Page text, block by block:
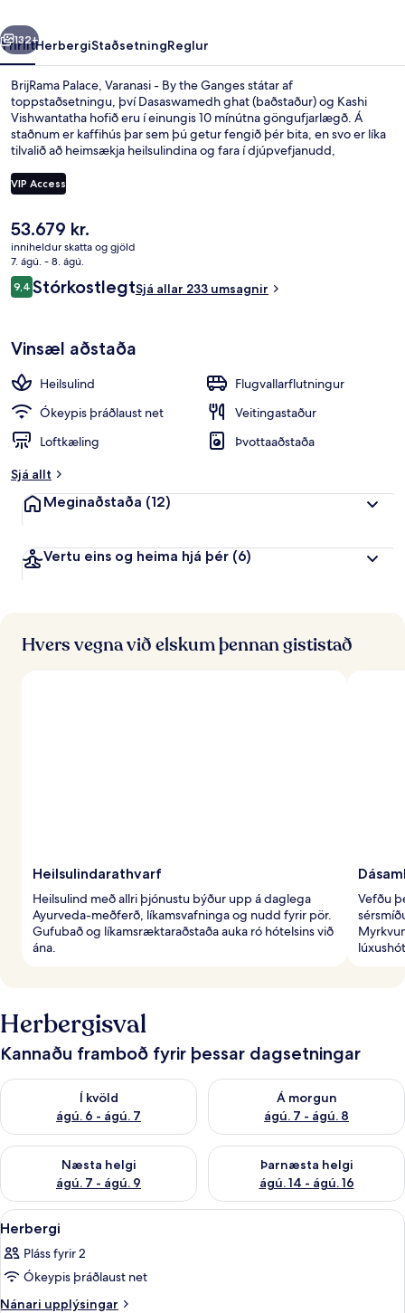
Ganges
Næsta
132+
YfirlitHerbergiStaðsetningReglur
BrijRama Palace, Varanasi - By the Ganges státar af
toppstaðsetningu, því Dasaswamedh ghat (baðstaður) og Kashi
Vishwantatha hofið eru í einungis 10 mínútna göngufjarlægð. Á
staðnum er kaffihús þar sem þú getur fengið þér bita, en svo er líka
tilvalið að heimsækja heilsulindina og fara í djúpvefjanudd,
hóteli fyrir vandláta eru eimbað og verönd. Aðrir gestir hafa sagt að
meðal helstu kosta gististaðarins sé hjálpsamt starfsfólk.
VIP Access
Núverandi
verð
er
53.679 kr.
53.679 kr.
inniheldur skatta og gjöld
7. ágú. - 8. ágú.
Umsagnir
9,49,4 af 10
StórkostlegtSjá allar 233 umsagnir
Vinsæl aðstaða
Heilsulind
Flugvallarflutningur
Ókeypis þráðlaust net
Veitingastaður
Loftkæling
Þvottaaðstaða
Sjá allt
Meginaðstaða (12)
Vertu eins og heima hjá þér (6)
Hvers vegna við elskum þennan gististað
Heilsulindarathvarf
Heilsulind með allri þjónustu býður upp á daglega
Ayurveda-meðferð, líkamsvafninga og nudd fyrir pör.
Gufubað og líkamsræktaraðstaða auka ró hótelsins við
ána.
Vefðu
Herbergisval
Kannaðu framboð fyrir þessar dagsetningar
Í kvöld
ágú. 6 - ágú. 7
Athuga framboð í kvöld ágú. 6 - ágú. 7
Á morgun
ágú. 7 - ágú. 8
Athuga framboð á morgun
Næsta helgi
ágú. 7 - ágú. 9
Athuga framboð næstu helgi ágú. 7 - ágú. 9
Þarnæsta helgi
ágú. 14 - ágú. 16
Athuga framboð þarnæstu
Skoða
allar
myndir
fyrir
Herbergi
Rúmföt af bestu gerð, míníbar,
5
Herbergi
Pláss fyrir 2
Ókeypis þráðlaust net
Nánari upplýsingar
Nánari